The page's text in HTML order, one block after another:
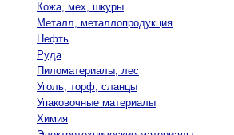
Кожа, мех, шкуры
Металл, металлопродукция
Нефть
Руда
Пиломатериалы, лес
Уголь, торф, сланцы
Упаковочные материалы
Химия